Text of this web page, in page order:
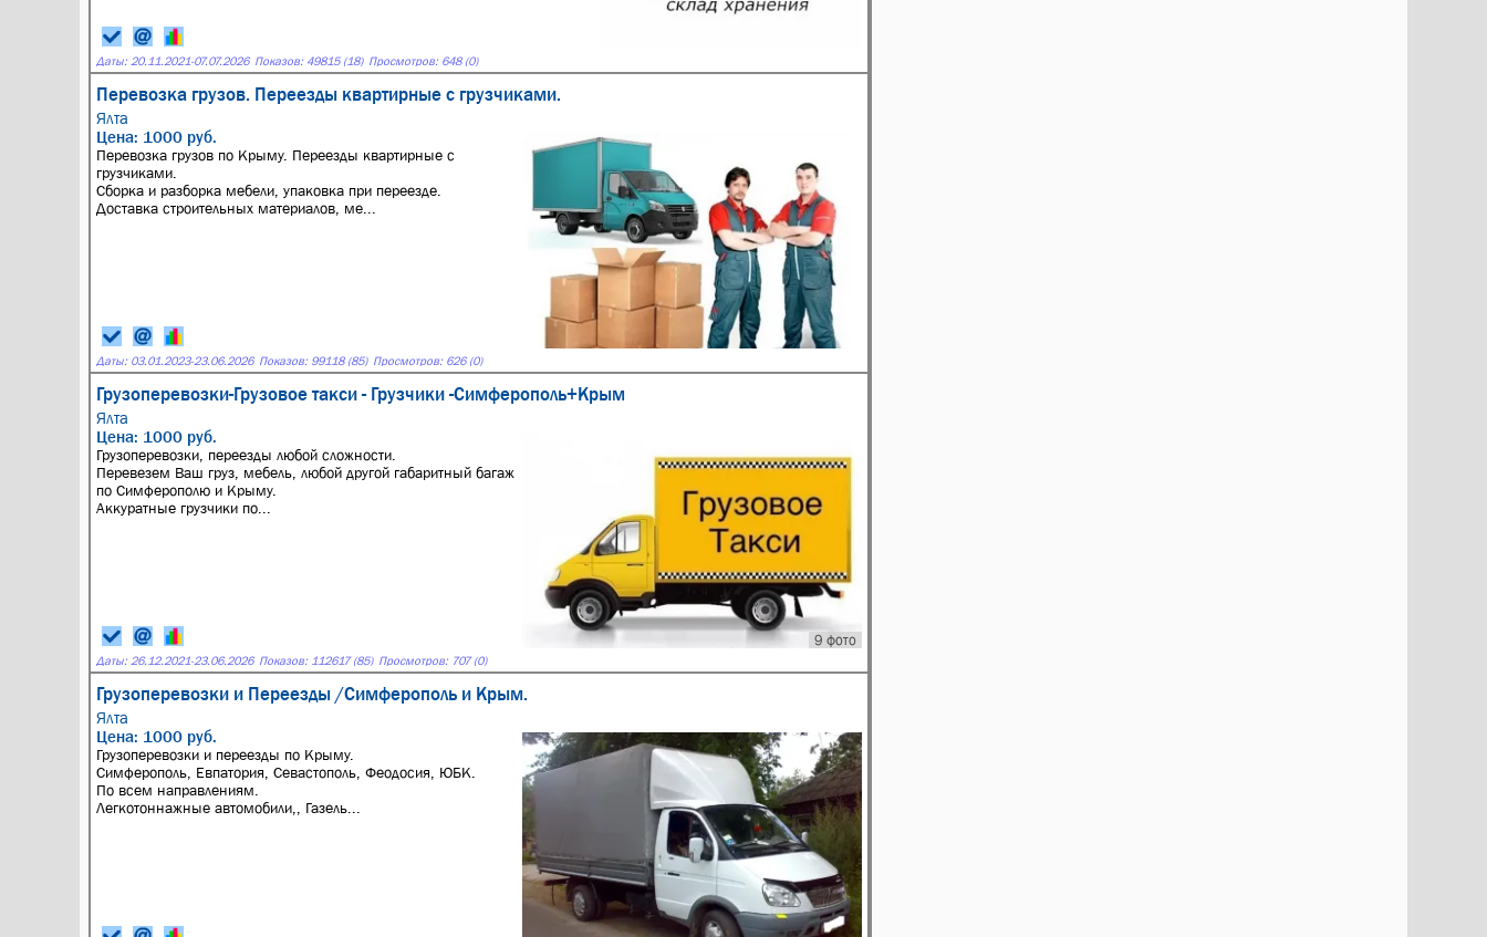
Даты: 20.11.2021-07.07.2026 Показов: 49815 (18) Просмотров: 648 (0)
Перевозка грузов. Переезды квартирные с грузчиками.
Ялта
Цена: 1000 руб.
Перевозка грузов по Крыму. Переезды квартирные с
грузчиками.
Сборка и разборка мебели, упаковка при переезде.
Доставка строительных материалов, ме...
Даты: 03.01.2023-23.06.2026 Показов: 99118 (85) Просмотров: 626 (0)
Грузоперевозки-Грузовое такси - Грузчики -Симферополь+Крым
Ялта
9 фото
Цена: 1000 руб.
Грузоперевозки, переезды любой сложности.
Перевезем Ваш груз, мебель, любой другой габаритный багаж
по Симферополю и Крыму.
Аккуратные грузчики по...
Даты: 26.12.2021-23.06.2026 Показов: 112617 (85) Просмотров: 707 (0)
Грузоперевозки и Переезды /Симферополь и Крым.
Ялта
Цена: 1000 руб.
Грузоперевозки и переезды по Крыму.
Симферополь, Евпатория, Севастополь, Феодосия, ЮБК.
По всем направлениям.
Легкотоннажные автомобили,, Газель...